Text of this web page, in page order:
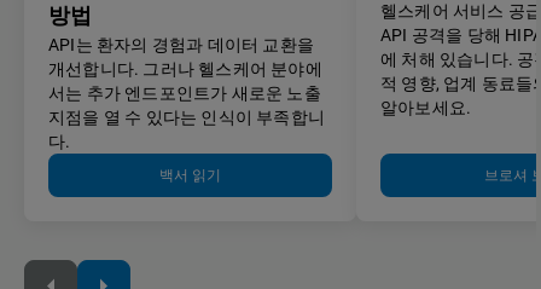
방법
API는 환자의 경험과 데이터 교환을
개선합니다. 그러나 헬스케어 분야에
서는 추가 엔드포인트가 새로운 노출
지점을 열 수 있다는 인식이 부족합니
다.
백서 읽기
헬스케어 서비스 공
API 공격을 당해
에 처해 있습니다. 공
적 영향, 업계 동료들
알아보세요.
브로셔